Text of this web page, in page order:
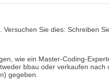
Sie dies: Schreiben
wie ein Master-Coding-
bbau oder verkaufen
gegeben.